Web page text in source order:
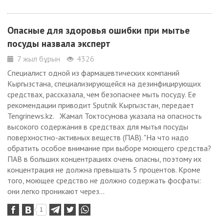
Опасные для здоровья ошибки при мытье
посуды назвала эксперт
7 жыл бұрын
4326
Специалист одной из фармацевтических компаний
Кыргызстана, специализирующейся на дезинфицирующих
средствах, рассказала, чем безопаснее мыть посуду. Ее
рекомендации приводит Sputnik Кыргызстан, передает
Tengrinews.kz. Жамал Токтосунова указала на опасность
высокого содержания в средствах для мытья посуды
поверхностно-активных веществ (ПАВ). "На что надо
обратить особое внимание при выборе моющего средства?
ПАВ в больших концентрациях очень опасны, поэтому их
концентрация не должна превышать 5 процентов. Кроме
того, моющее средство не должно содержать фосфаты:
они легко проникают через...
1